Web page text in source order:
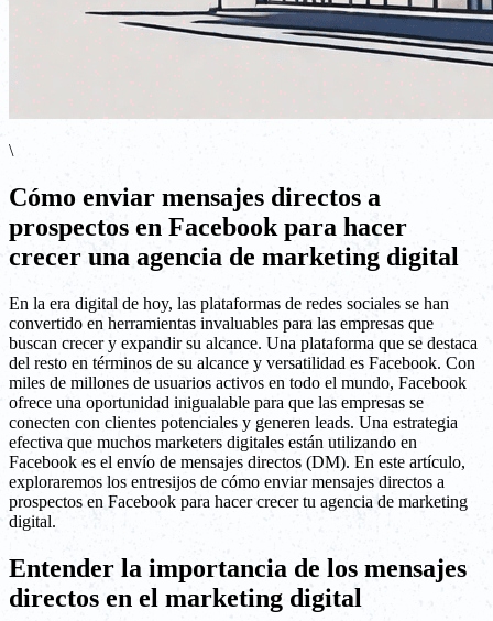
\
Cómo enviar mensajes directos a
prospectos en Facebook para hacer
crecer una agencia de marketing digital
En la era digital de hoy, las plataformas de redes sociales se han
convertido en herramientas invaluables para las empresas que
buscan crecer y expandir su alcance. Una plataforma que se destaca
del resto en términos de su alcance y versatilidad es Facebook. Con
miles de millones de usuarios activos en todo el mundo, Facebook
ofrece una oportunidad inigualable para que las empresas se
conecten con clientes potenciales y generen leads. Una estrategia
efectiva que muchos marketers digitales están utilizando en
Facebook es el envío de mensajes directos (DM). En este artículo,
exploraremos los entresijos de cómo enviar mensajes directos a
prospectos en Facebook para hacer crecer tu agencia de marketing
digital.
Entender la importancia de los mensajes
directos en el marketing digital